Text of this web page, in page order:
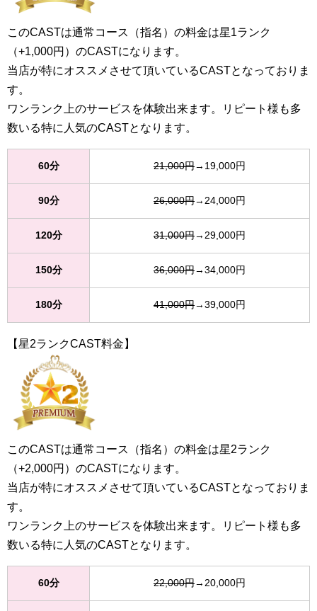
このCASTは通常コース（指名）の料金は星1ランク
（+1,000円）のCASTになります。
当店が特にオススメさせて頂いているCASTとなっておりま
す。
ワンランク上のサービスを体験出来ます。リピート様も多
数いる特に人気のCASTとなります。
60分 21,000円→19,000円
90分 26,000円→24,000円
120分 31,000円→29,000円
150分 36,000円→34,000円
180分 41,000円→39,000円
【星2ランクCAST料金】
このCASTは通常コース（指名）の料金は星2ランク
（+2,000円）のCASTになります。
当店が特にオススメさせて頂いているCASTとなっておりま
す。
ワンランク上のサービスを体験出来ます。リピート様も多
数いる特に人気のCASTとなります。
60分 22,000円→20,000円